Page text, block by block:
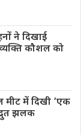
ने दिखाई
कौशल को
मीट में दिखी ‘एक
झलक